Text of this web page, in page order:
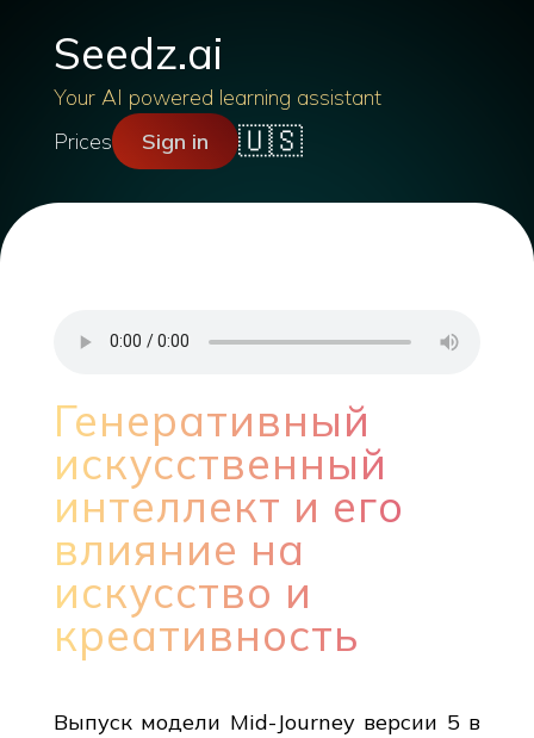
Seedz.ai
Your AI powered learning assistant
Prices
Sign in 🇺🇸
Генеративный
искусственный
интеллект и его
влияние на
искусство и
креативность
Выпуск модели Mid-Journey версии 5 в